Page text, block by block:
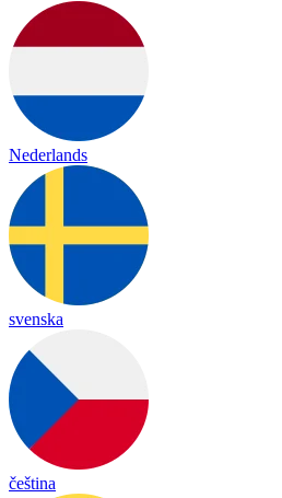
Nederlands
svenska
čeština